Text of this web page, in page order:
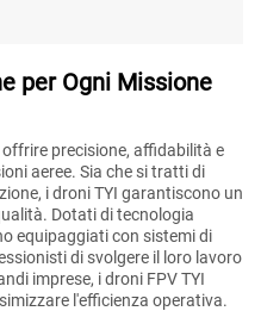
per Ogni Missione
precisione, affidabilità e
aeree. Sia che si tratti di
i droni TYI garantiscono un
Dotati di tecnologia
equipaggiati con sistemi di
di svolgere il loro lavoro
imprese, i droni FPV TYI
l'efficienza operativa.